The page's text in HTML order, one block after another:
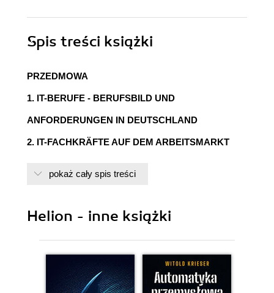
Spis treści książki
PRZEDMOWA
1. IT-BERUFE - BERUFSBILD UND
ANFORDERUNGEN IN DEUTSCHLAND
2. IT-FACHKRÄFTE AUF DEM ARBEITSMARKT
5. AUF EINER MESSE
IM UNTERNEHMEN
7. EXTERNE IT-DIENSTLEISTER IM
pokaż cały spis treści
Helion - inne książki